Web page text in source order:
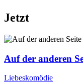
Jetzt
Auf der anderen
Liebeskomödie